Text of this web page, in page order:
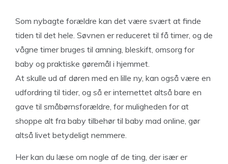
Som nybagte forældre kan det være svært at finde
tiden til det hele. Søvnen er reduceret til få timer, og de
vågne timer bruges til amning, bleskift, omsorg for
baby og praktiske gøremål i hjemmet.
At skulle ud af døren med en lille ny, kan også være en
udfordring til tider, og så er internettet altså bare en
gave til småbørnsforældre, for muligheden for at
shoppe alt fra baby tilbehør til baby mad online, gør
altså livet betydeligt nemmere.
Her kan du læse om nogle af de ting, der især er